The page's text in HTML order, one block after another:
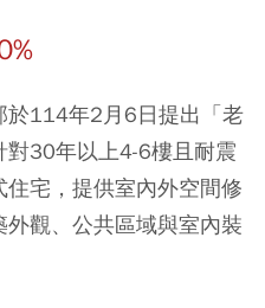
於114年2月6日提出「老
30年以上4-6樓且耐震
宅，提供室內外空間修
觀、公共區域與室內裝